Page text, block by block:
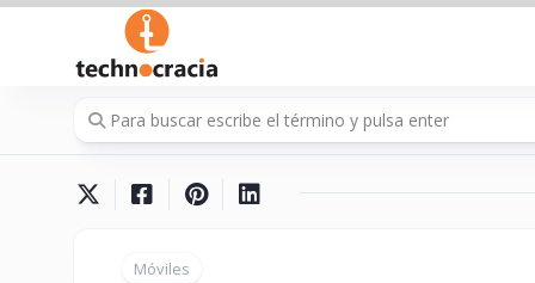
Saltar
contenido
Móviles